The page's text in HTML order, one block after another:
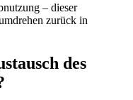
– dieser
zurück in
des